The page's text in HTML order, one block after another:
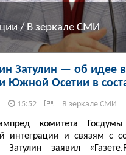
/ В зеркале СМИ
Затулин — об идее
Южной Осетии в
15:52 В зеркале СМИ
комитета
интеграции и связям с
Затулин заявил